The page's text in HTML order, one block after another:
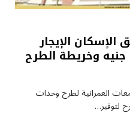
الإيجار
2026 بإيجار يبدأ من 1500 جنيه وخريطة الطرح
العمرانية لطرح وحدات
لتوفير…